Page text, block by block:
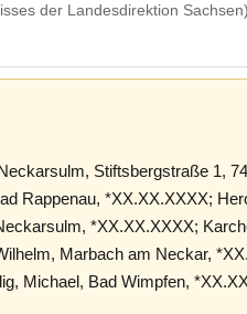
der Landesdirektion
Stiftsbergstraße 1,
Rappenau, *XX.XX.XXXX;
*XX.XX.XXXX;
Marbach am Neckar,
Michael, Bad Wimpfen,